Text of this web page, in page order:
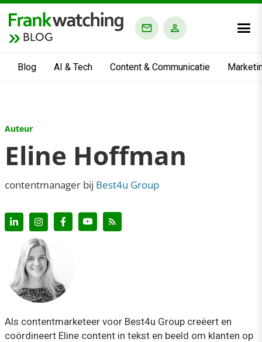
BLOG
Blog AI & Tech Content & Communicatie
Auteur
Eline Hoffman
contentmanager bij Best4u Group
Als contentmarketeer voor Best4u Group creëert en
coördineert Eline content in tekst en beeld om klanten op